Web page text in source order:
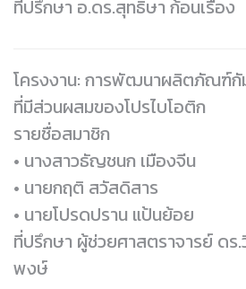
ที่ปรึกษา อ.ดร.สุทธิษา ก้อนเรือง
โครงงาน: การพัฒนาผลิตภัณฑ์กั
ที่มีส่วนผสมของโปรไบโอติก
รายชื่อสมาชิก
• นางสาวธัญชนก เมืองจีน
• นายกฤติ สวัสดิสาร
• นายโปรดปราน แป้นย้อย
ที่ปรึกษา ผู้ช่วยศาสตราจารย์ ด
พงษ์